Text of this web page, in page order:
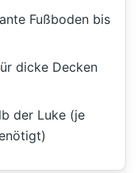
Fußboden bis
dicke Decken
der Luke (je